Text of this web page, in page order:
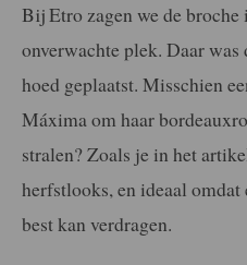
Bij Etro zagen we de
onverwachte plek. Daar
hoed geplaatst. Misschien
Máxima om haar
stralen? Zoals je in het
herfstlooks, en ideaal omdat
best kan verdragen.